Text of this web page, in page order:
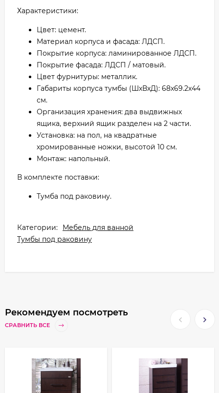
Характеристики:
Цвет: цемент.
Материал корпуса и фасада: ЛДСП.
Покрытие корпуса: ламинированное ЛДСП.
Покрытие фасада: ЛДСП / матовый.
Цвет фурнитуры: металлик.
Габариты корпуса тумбы (ШxВxД): 68x69.2x44
см.
Организация хранения: два выдвижных
ящика, верхний ящик разделен на 2 части.
Установка: на пол, на квадратные
хромированные ножки, высотой 10 см.
Монтаж: напольный.
В комплекте поставки:
Тумба под раковину.
Категории:
Мебель для ванной
Тумбы под раковину
Рекомендуем посмотреть
СРАВНИТЬ ВСЕ